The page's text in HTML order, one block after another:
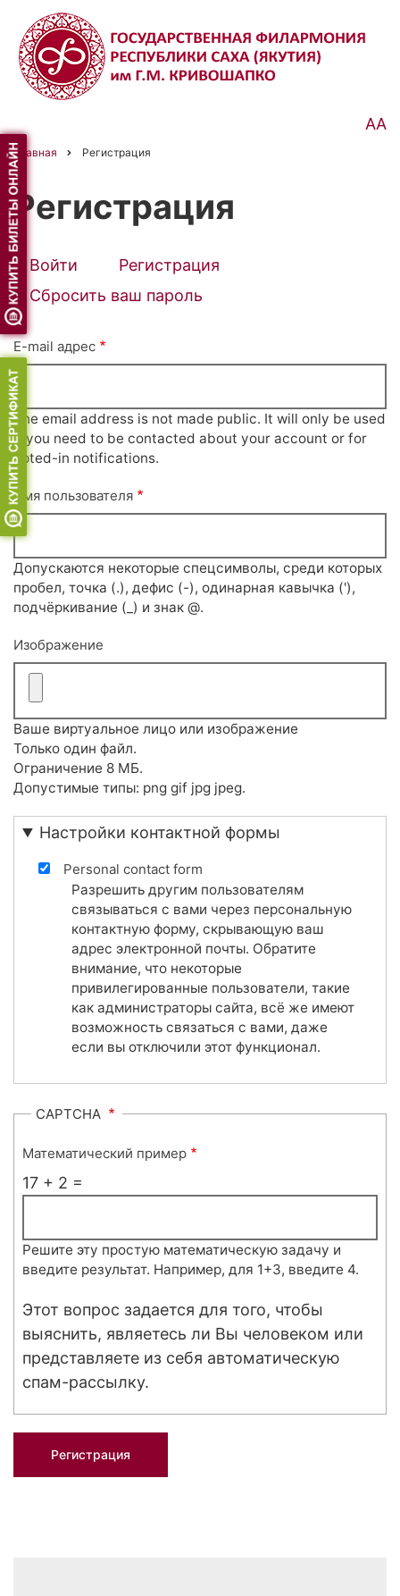
Перейти
основному
содержанию
АА
Строка
навигации
Главная Регистрация
Регистрация
Primary
tabs
Войти Регистрация
Сбросить ваш пароль
E-mail адрес
The email address is not made public. It will only be used
if you need to be contacted about your account or for
opted-in notifications.
Имя пользователя
Допускаются некоторые спецсимволы, среди которых
пробел, точка (.), дефис (-), одинарная кавычка ('),
подчёркивание (_) и знак @.
Изображение
Ваше виртуальное лицо или изображение
Только один файл.
Ограничение 8 МБ.
Допустимые типы: png gif jpg jpeg.
Настройки контактной формы
Personal contact form
Разрешить другим пользователям
связываться с вами через персональную
контактную форму, скрывающую ваш
адрес электронной почты. Обратите
внимание, что некоторые
привилегированные пользователи, такие
как администраторы сайта, всё же имеют
возможность связаться с вами, даже
если вы отключили этот функционал.
CAPTCHA
Математический пример
17 + 2 =
Решите эту простую математическую задачу и
введите результат. Например, для 1+3, введите 4.
Этот вопрос задается для того, чтобы
выяснить, являетесь ли Вы человеком или
представляете из себя автоматическую
спам-рассылку.